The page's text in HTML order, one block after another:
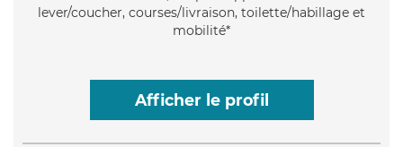
lever/coucher, courses/livraison, toilette/habillage et
mobilité*
Afficher le profil